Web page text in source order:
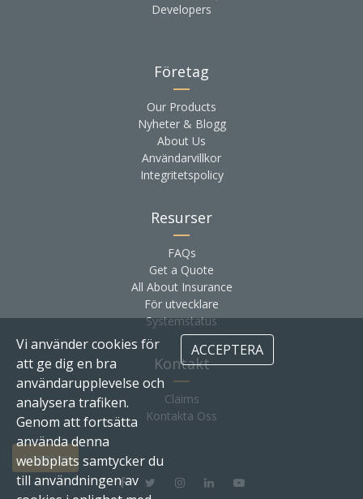
Developers
Företag
Our Products
Nyheter & Blogg
About Us
Användarvillkor
Integritetspolicy
Resurser
FAQs
Get a Quote
All About Insurance
För utvecklare
Systemstatus
Kontakt
Claims
Kontakta Oss
Logga in
Vi använder cookies för
att ge dig en bra
användarupplevelse och
analysera trafiken.
Genom att fortsätta
använda denna
webbplats samtycker du
till användningen av
ACCEPTERA